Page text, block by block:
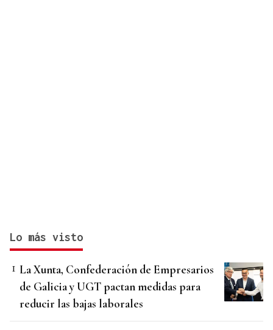
Lo más visto
La Xunta, Confederación de Empresarios
de Galicia y UGT pactan medidas para
reducir las bajas laborales